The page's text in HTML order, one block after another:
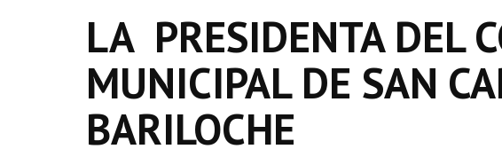
LA PRESIDENTA DEL
MUNICIPAL DE SAN
BARILOCHE